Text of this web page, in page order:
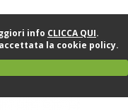
info CLICCA QUI.
la cookie policy.